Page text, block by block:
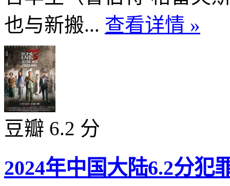
也与新搬... 查看详情 »
豆瓣 6.2 分
2024年中国大陆6.2分犯